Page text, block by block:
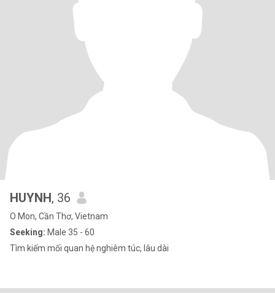
HUYNH, 36
O Mon, Cần Thơ, Vietnam
Seeking: Male 35 - 60
Tìm kiếm mối quan hệ nghiêm túc, lâu dài